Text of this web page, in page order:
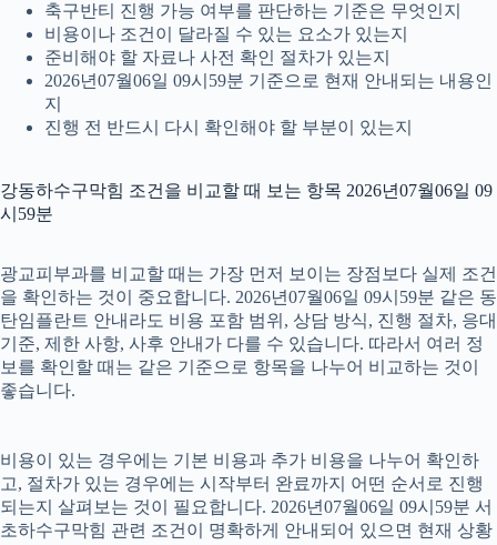
축구반티 진행 가능 여부를 판단하는 기준은 무엇인지
비용이나 조건이 달라질 수 있는 요소가 있는지
준비해야 할 자료나 사전 확인 절차가 있는지
2026년07월06일 09시59분 기준으로 현재 안내되는 내용인
지
진행 전 반드시 다시 확인해야 할 부분이 있는지
강동하수구막힘 조건을 비교할 때 보는 항목 2026년07월06일 09
시59분
광교피부과를 비교할 때는 가장 먼저 보이는 장점보다 실제 조건
을 확인하는 것이 중요합니다. 2026년07월06일 09시59분 같은 동
탄임플란트 안내라도 비용 포함 범위, 상담 방식, 진행 절차, 응대
기준, 제한 사항, 사후 안내가 다를 수 있습니다. 따라서 여러 정
보를 확인할 때는 같은 기준으로 항목을 나누어 비교하는 것이
좋습니다.
비용이 있는 경우에는 기본 비용과 추가 비용을 나누어 확인하
고, 절차가 있는 경우에는 시작부터 완료까지 어떤 순서로 진행
되는지 살펴보는 것이 필요합니다. 2026년07월06일 09시59분 서
초하수구막힘 관련 조건이 명확하게 안내되어 있으면 현재 상황